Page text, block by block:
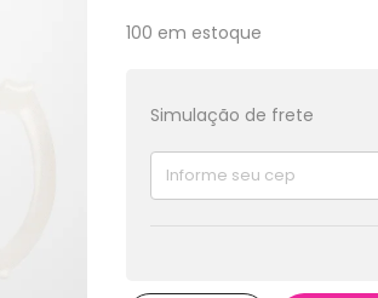
100 em estoque
Simulação de frete